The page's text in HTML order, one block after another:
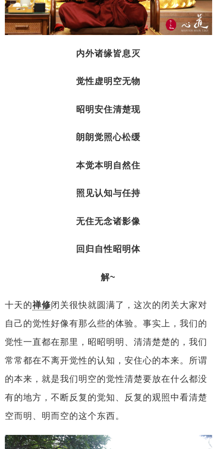
内外诸缘皆息灭
觉性虚明空无物
昭明安住清楚现
朗朗觉照心松缓
本觉本明自然住
照见认知与任持
无住无念诸影像
回归自性昭明体
解~
十天的禅修闭关很快就圆满了，这次的闭关大家对
自己的觉性好像有那么些的体验。事实上，我们的
觉性一直都在那里，昭昭明明、清清楚楚的，我们
常常都在不离开觉性的认知，安住心的本来。所谓
的本来，就是我们明空的觉性清楚要放在什么都没
有的地方，不断反复的觉知、反复的观照中看清楚
空而明、明而空的这个东西。